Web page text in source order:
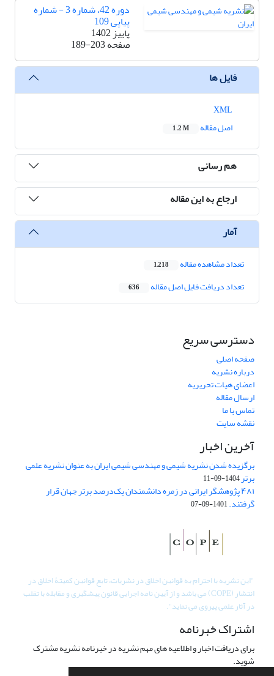
دوره 42، شماره 3 - شماره
پیاپی 109
پاییز 1402
صفحه189-203
فایل ها
اصل مقاله
1.2 M
هم رسانی
ارجاع به این مقاله
آمار
تعداد مشاهده مقاله 1,218
تعداد دریافت فایل اصل مقاله 636
دسترسی سریع
صفحه اصلی
درباره نشریه
اعضای هیات تحریریه
ارسال مقاله
تماس با ما
نقشه سایت
آخرین اخبار
برگزیده شدن نشریه شیمی و مهندسی شیمی ایران به عنوان نشریه علمی
برتر1404-09-11
۴۸۱ پژوهشگر ایرانی در زمره دانشمندان یک‌درصد برتر جهان قرار
گرفتند.1401-09-07
"این نشریه با احترام به قوانین اخلاق در نشریات، تابع قوانین کمیتۀ اخلاق در
انتشار (COPE) می باشد و از آیین نامه اجرایی قانون پیشگیری و مقابله با تقلب
در آثار علمی پیروی می نماید".
اشتراک خبرنامه
برای دریافت اخبار و اطلاعیه های مهم نشریه در خبرنامه نشریه مشترک
شوید.